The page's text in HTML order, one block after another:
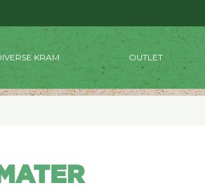
KRAM OUTLET